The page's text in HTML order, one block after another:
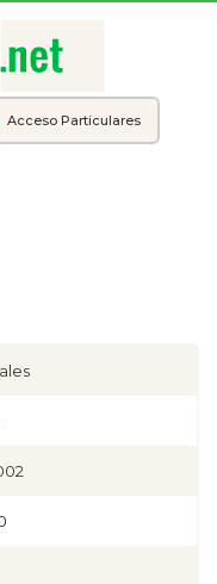
Acceso Particulares